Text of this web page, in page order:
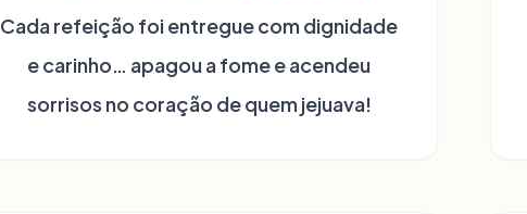
Cada refeição foi entregue com dignidade
e carinho… apagou a fome e acendeu
sorrisos no coração de quem jejuava!